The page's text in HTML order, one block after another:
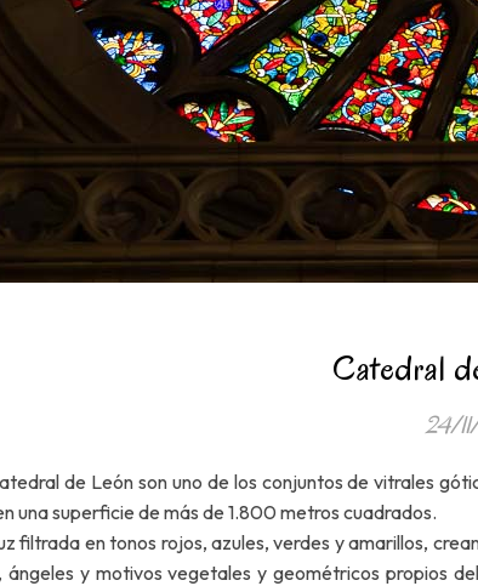
Catedral
24/
de León son uno de los conjuntos de vitrales
una superficie de más de 1.800 metros cuadrados.
filtrada en tonos rojos, azules, verdes y amarillos,
y motivos vegetales y geométricos propios